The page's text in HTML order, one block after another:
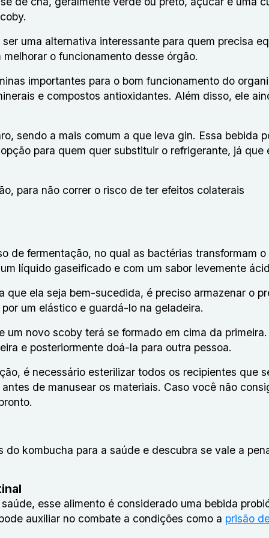
uma alternativa interessante para quem precisa
o funcionamento desse órgão.
importantes para o bom funcionamento do
e compostos antioxidantes. Além disso, ele
sendo a mais comum a que leva gin. Essa bebida
para quem quer substituir o refrigerante, já que
para não correr o risco de ter efeitos colaterais
de fermentação, no qual as bactérias transformam
líquido gaseificado e com um sabor levemente
ela seja bem-sucedida, é preciso armazenar o
um elástico e guardá-lo na geladeira.
novo scoby terá se formado em cima da
e posteriormente doá-la para outra pessoa.
é necessário esterilizar todos os recipientes que
de manusear os materiais. Caso você não
kombucha para a saúde e descubra se vale a
esse alimento é considerado uma bebida
auxiliar no combate a condições como a prisão